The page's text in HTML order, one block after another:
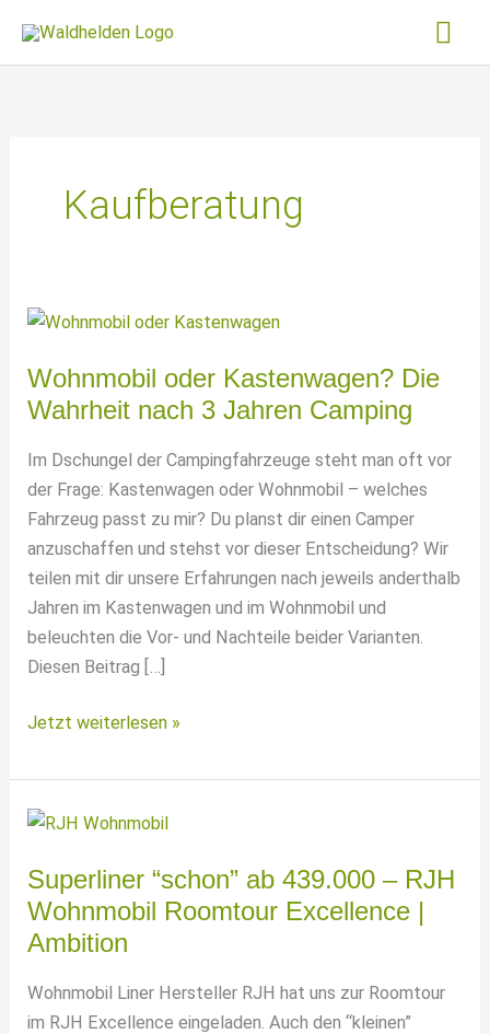
Inhalt
springen
Kaufberatung
Wohnmobil oder Kastenwagen? Die
Wahrheit nach 3 Jahren Camping
Im Dschungel der Campingfahrzeuge steht man oft vor
der Frage: Kastenwagen oder Wohnmobil – welches
Fahrzeug passt zu mir? Du planst dir einen Camper
anzuschaffen und stehst vor dieser Entscheidung? Wir
teilen mit dir unsere Erfahrungen nach jeweils anderthalb
Jahren im Kastenwagen und im Wohnmobil und
beleuchten die Vor- und Nachteile beider Varianten.
Diesen Beitrag […]
Wohnmobil
Kastenwagen?
Die
nach
3
Jahren
Camping
Jetzt weiterlesen »
Superliner “schon” ab 439.000 – RJH
Wohnmobil Roomtour Excellence |
Ambition
Wohnmobil Liner Hersteller RJH hat uns zur Roomtour
im RJH Excellence eingeladen. Auch den “kleinen”